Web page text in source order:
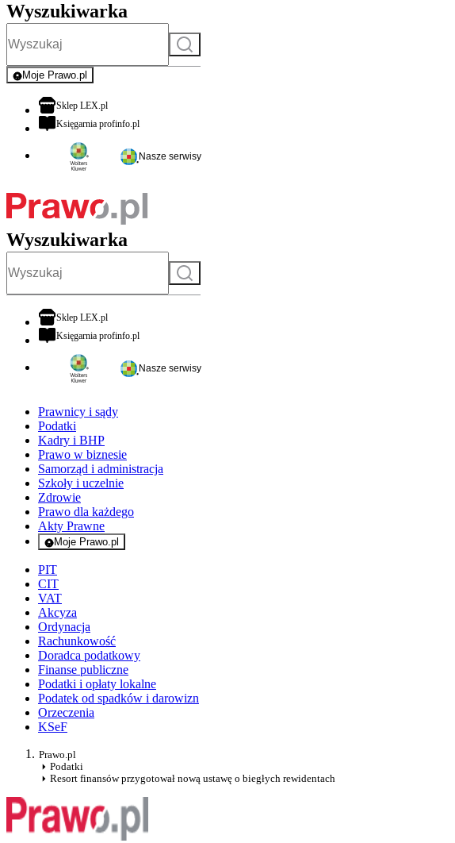
Wyszukiwarka
Szukaj
Moje Prawo.pl
- rejestracja i logowanie do serwisu
Sklep LEX.plotwiera się w nowej karcie
Księgarnia profinfo.plotwiera się w nowej karcie
Nasze serwisy
Wyszukiwarka
Szukaj
Sklep LEX.plotwiera się w nowej karcie
Księgarnia profinfo.plotwiera się w nowej karcie
Nasze serwisy
Prawnicy i sądy
Podatki
Kadry i BHP
Prawo w biznesie
Samorząd i administracja
Szkoły i uczelnie
Zdrowie
Prawo dla każdego
Akty Prawne
Moje Prawo.pl
- rejestracja i logowanie do serwisu
PIT
CIT
VAT
Akcyza
Ordynacja
Rachunkowość
Doradca podatkowy
Finanse publiczne
Podatki i opłaty lokalne
Podatek od spadków i darowizn
Orzeczenia
KSeF
Prawo.pl
Podatki
Resort finansów przygotował nową ustawę o biegłych rewidentach